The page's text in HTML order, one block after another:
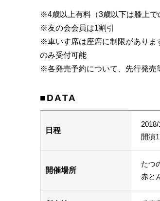
※4歳以上有料（3歳以下は膝上
※友の会会員は1割引
※車いす席は座席に制限がありま
のみ受付可能
※各発売予約について、先行発売
■DATA
日程
開演
開催場所
たつ
赤と